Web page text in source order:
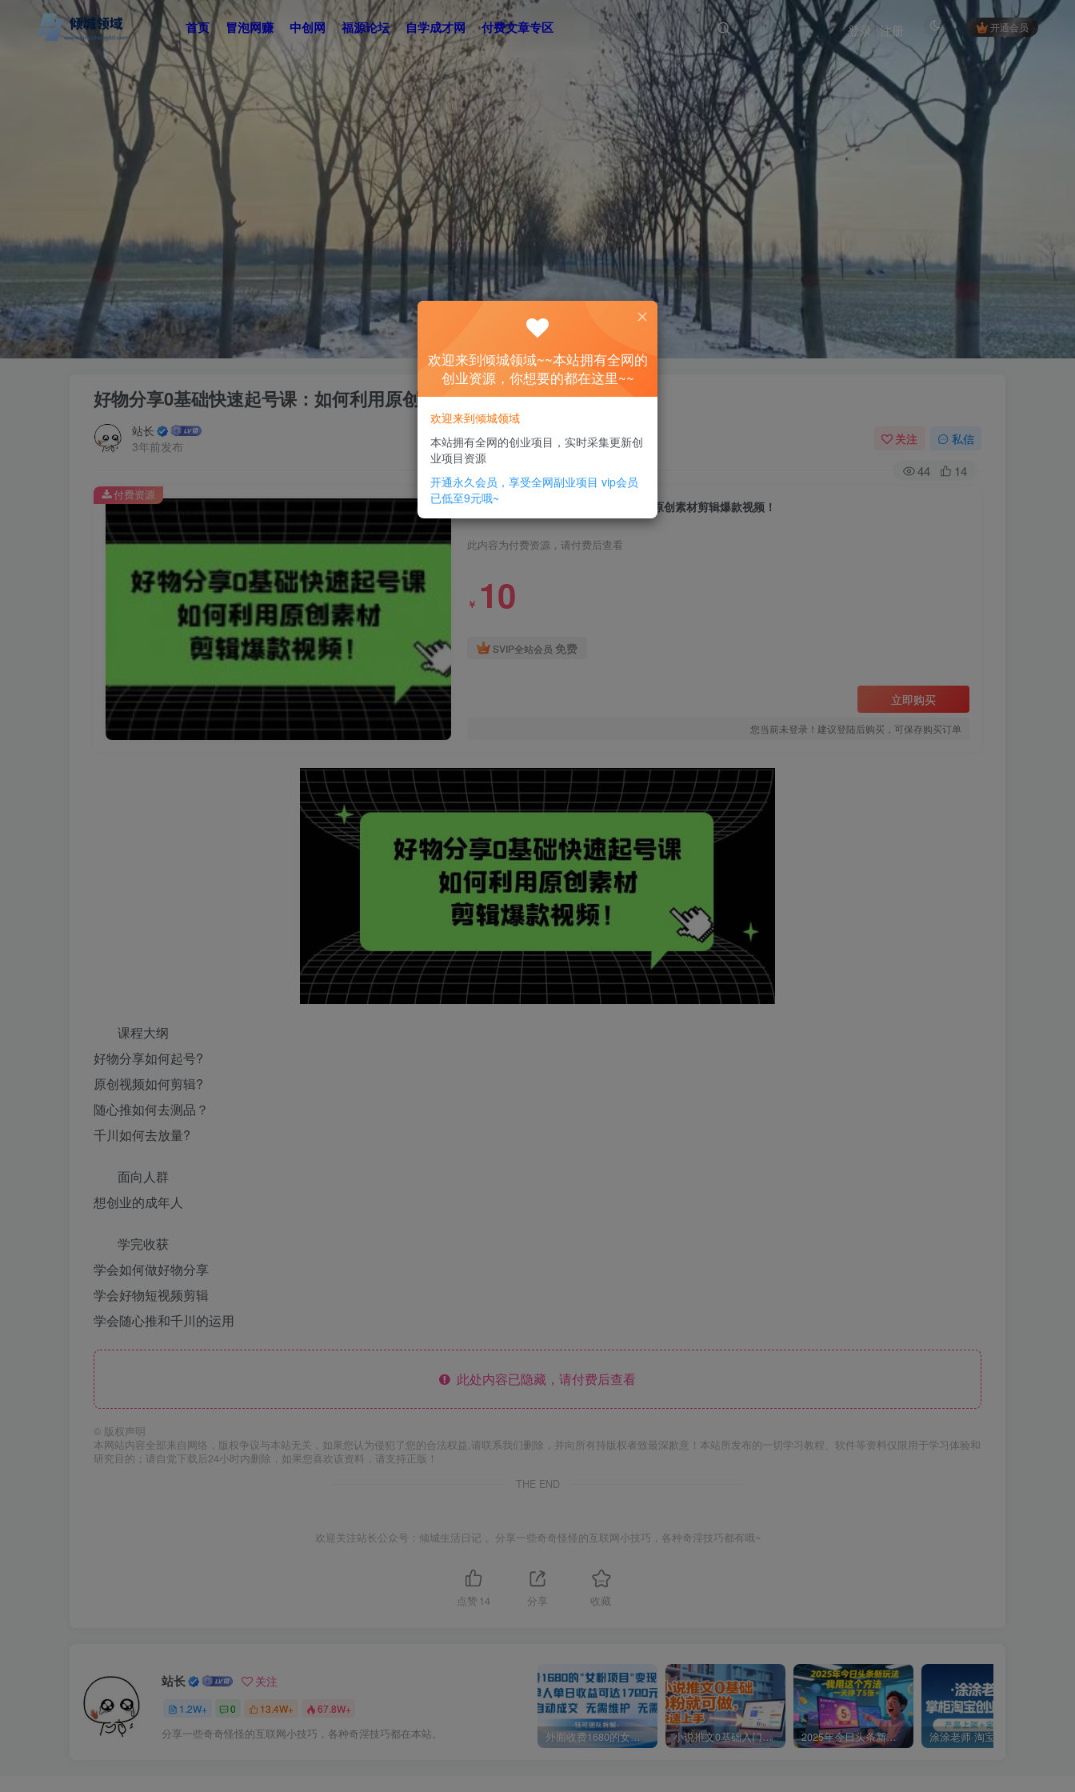
首页 冒泡网赚 中创网 福源论坛 自学成才网 付费文章专区 开通会员
登录 注册
好物分享0基础快速起号课：如何利用原创素材剪辑爆款视频！
站长
3年前发布
关注 私信
44 14
好物分享0基础快速起号课：如何利用原创素材剪辑爆款视频！
此内容为付费资源，请付费后查看
￥ 10
SVIP全站会员 免费
立即购买
您当前未登录！建议登陆后购买，可保存购买订单
付费资源
课程大纲
好物分享如何起号?
原创视频如何剪辑?
随心推如何去测品？
千川如何去放量?
面向人群
想创业的成年人
学完收获
学会如何做好物分享
学会好物短视频剪辑
学会随心推和千川的运用
此处内容已隐藏，请付费后查看
© 版权声明
本网站内容全部来自网络，版权争议与本站无关，如果您认为侵犯了您的合法权益,请联系我们删除，并向所有持版权者致最深歉意！本站所发布的一切学习教程、软件等资料仅限用于学习体验和
研究目的；请自觉下载后24小时内删除，如果您喜欢该资料，请支持正版！
THE END
欢迎关注站长公众号：倾城生活日记 。分享一些奇奇怪怪的互联网小技巧，各种奇淫技巧都有哦~
点赞 14 分享 收藏
站长 关注
1.2W+ 0 13.4W+ 67.8W+
分享一些奇奇怪怪的互联网小技巧，各种奇淫技巧都在本站。 外面收费1680的女粉项目变现，单人单日收益可达1.7k，全自动成交无需维护 小说推文0基础入门教程，0粉就可做，快速上手 2025年今日头条新玩法，我用这个方法，一天挣了5张+
欢迎来到倾城领域~~本站拥有全网的
创业资源，你想要的都在这里~~
欢迎来到倾城领域
本站拥有全网的创业项目，实时采集更新创
业项目资源
开通永久会员，享受全网副业项目 vip会员
已低至9元哦~